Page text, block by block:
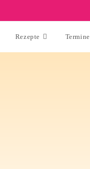
Rezepte Termine